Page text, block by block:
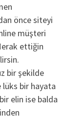
önce siteyi
müşteri
ettiğin
bir şekilde
lüks bir hayata
elin ise balda